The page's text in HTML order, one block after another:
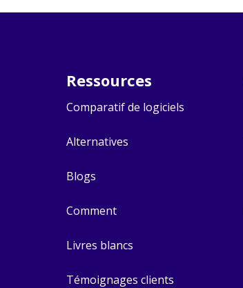
Ressources
Comparatif de logiciels
Alternatives
Blogs
Comment
Livres blancs
Témoignages clients